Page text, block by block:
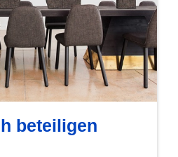
beteiligen